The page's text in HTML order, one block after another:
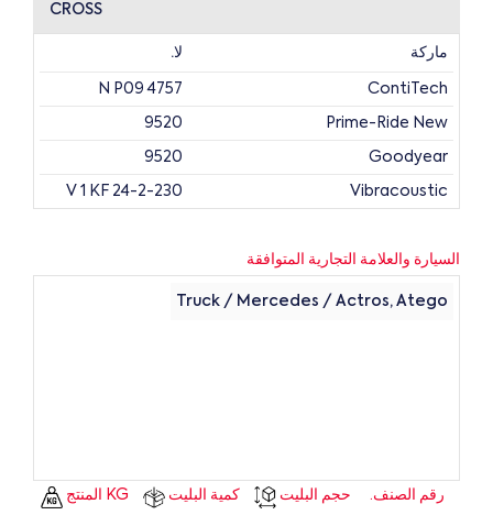
CROSS
ماركة لا.
ContiTech
4757 N P09
Prime-Ride New
9520
Goodyear
9520
Vibracoustic
V 1 KF 24-2-230
السيارة والعلامة التجارية المتوافقة
Truck / Mercedes / Actros, Atego
رقم الصنف. حجم البليت كمية البليت KG المنتج